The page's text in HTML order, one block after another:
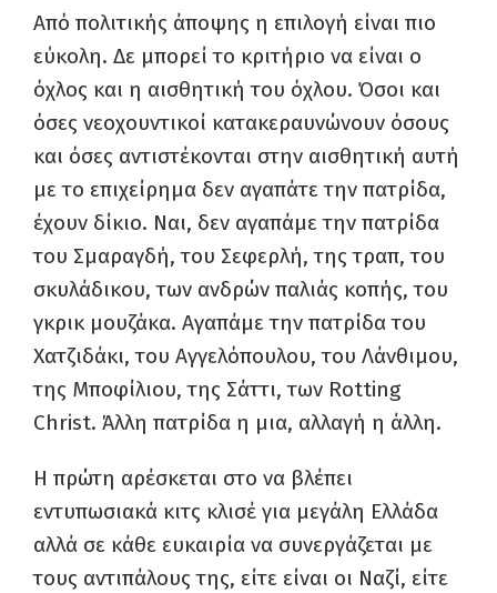
Από πολιτικής άποψης η επιλογή είναι πιο
εύκολη. Δε μπορεί το κριτήριο να είναι ο
όχλος και η αισθητική του όχλου. Όσοι και
όσες νεοχουντικοί κατακεραυνώνουν όσους
και όσες αντιστέκονται στην αισθητική αυτή
με το επιχείρημα δεν αγαπάτε την πατρίδα,
έχουν δίκιο. Ναι, δεν αγαπάμε την πατρίδα
του Σμαραγδή, του Σεφερλή, της τραπ, του
σκυλάδικου, των ανδρών παλιάς κοπής, του
γκρικ μουζάκα. Αγαπάμε την πατρίδα του
Χατζιδάκι, του Αγγελόπουλου, του Λάνθιμου,
της Μποφίλιου, της Σάττι, των Rotting
Christ. Άλλη πατρίδα η μια, αλλαγή η άλλη.
Η πρώτη αρέσκεται στο να βλέπει
εντυπωσιακά κιτς κλισέ για μεγάλη Ελλάδα
αλλά σε κάθε ευκαιρία να συνεργάζεται με
τους αντιπάλους της, είτε είναι οι Ναζί, είτε